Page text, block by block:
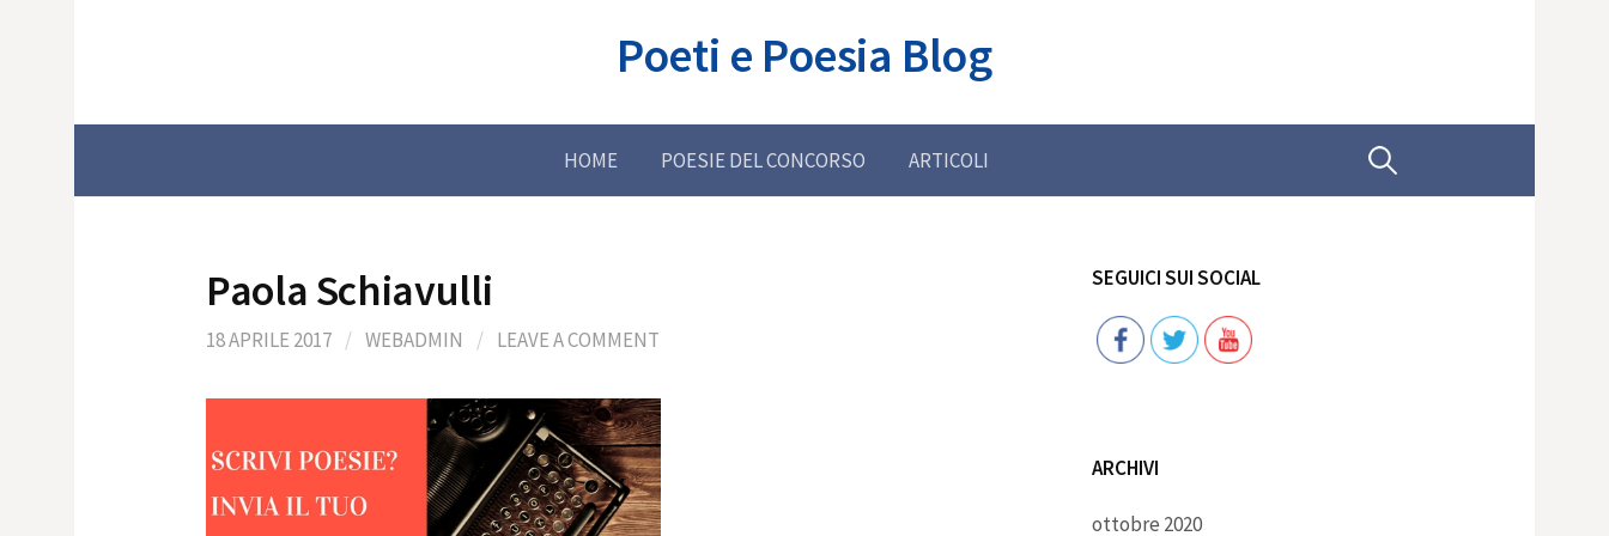
Poeti e Poesia Blog
HOME POESIE DEL CONCORSO ARTICOLI Ricerca
Paola Schiavulli
18 APRILE 2017 / WEBADMIN / LEAVE A COMMENT
SEGUICI SUI SOCIAL
Follow
ARCHIVI
ottobre 2020